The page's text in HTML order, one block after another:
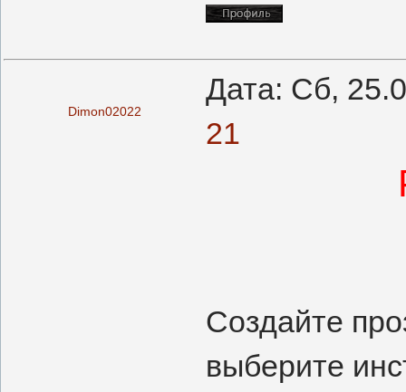
Dimon02022
Дата: Сб,
21
Создайте
выберите